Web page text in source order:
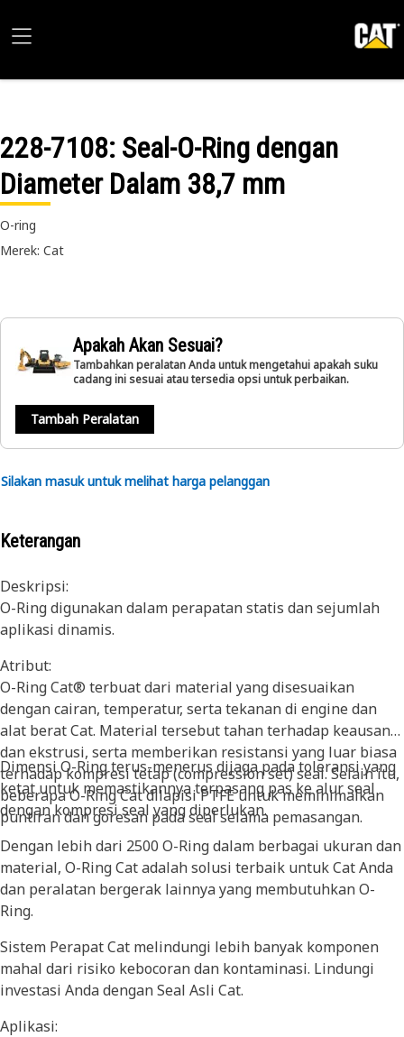
228-7108: Seal-O-Ring dengan
Diameter Dalam 38,7 mm
O-ring
Merek: Cat
Apakah Akan Sesuai?
Tambahkan peralatan Anda untuk mengetahui apakah suku
cadang ini sesuai atau tersedia opsi untuk perbaikan.
Tambah Peralatan
Silakan masuk untuk melihat harga pelanggan
Keterangan
Deskripsi:
O-Ring digunakan dalam perapatan statis dan sejumlah
aplikasi dinamis.
Atribut:
O-Ring Cat® terbuat dari material yang disesuaikan
dengan cairan, temperatur, serta tekanan di engine dan
alat berat Cat. Material tersebut tahan terhadap keausan
dan ekstrusi, serta memberikan resistansi yang luar biasa
terhadap kompresi tetap (compression set) seal. Selain itu,
beberapa O-Ring Cat dilapisi PTFE untuk meminimalkan
puntiran dan goresan pada seal selama pemasangan.
Dimensi O-Ring terus-menerus dijaga pada toleransi yang
ketat untuk memastikannya terpasang pas ke alur seal
dengan kompresi seal yang diperlukan.
Dengan lebih dari 2500 O-Ring dalam berbagai ukuran dan
material, O-Ring Cat adalah solusi terbaik untuk Cat Anda
dan peralatan bergerak lainnya yang membutuhkan O-
Ring.
Sistem Perapat Cat melindungi lebih banyak komponen
mahal dari risiko kebocoran dan kontaminasi. Lindungi
investasi Anda dengan Seal Asli Cat.
Aplikasi: